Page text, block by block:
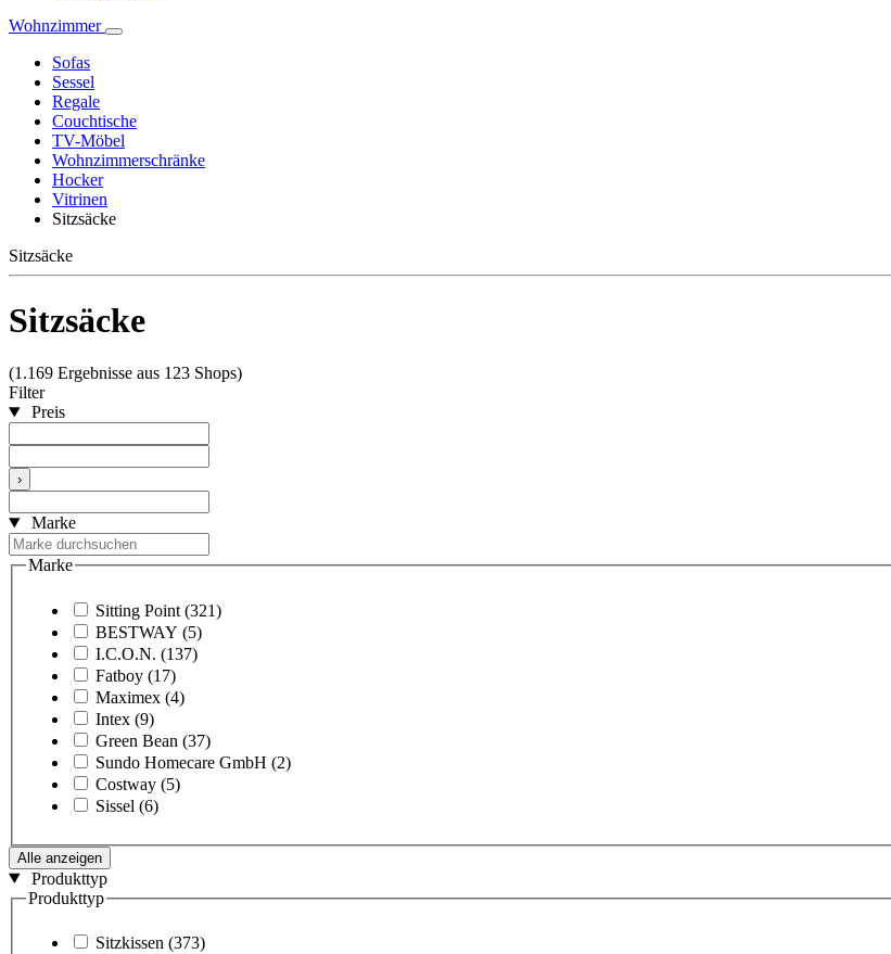
Wohnzimmer
Sofas
Sessel
Regale
Couchtische
TV-Möbel
Wohnzimmerschränke
Hocker
Vitrinen
Sitzsäcke
Sitzsäcke
Sitzsäcke
(1.169 Ergebnisse aus 123 Shops)
Filter
Preis
›
Marke
Marke
Sitting Point (321)
BESTWAY (5)
I.C.O.N. (137)
Fatboy (17)
Maximex (4)
Intex (9)
Green Bean (37)
Sundo Homecare GmbH (2)
Costway (5)
Sissel (6)
Alle anzeigen
Produkttyp
Produkttyp
Sitzkissen (373)